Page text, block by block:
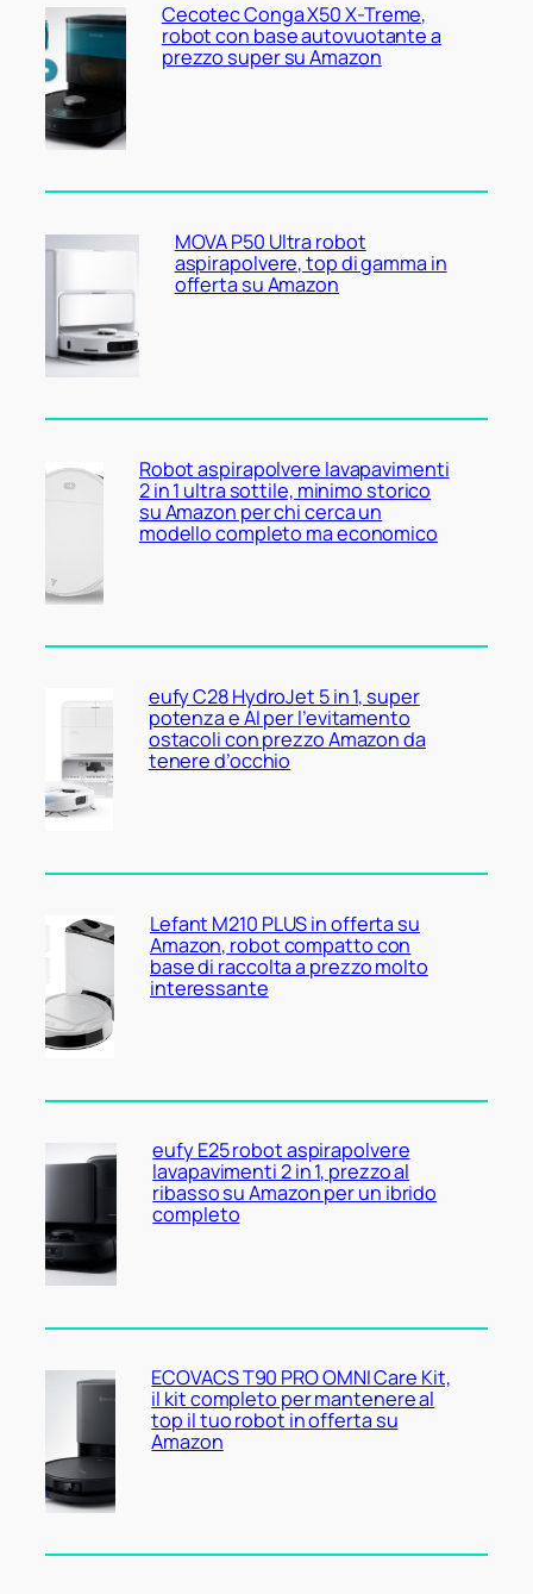
Cecotec Conga X50 X-Treme,
robot con base autovuotante a
prezzo super su Amazon
MOVA P50 Ultra robot
aspirapolvere, top di gamma in
offerta su Amazon
Robot aspirapolvere lavapavimenti
2 in 1 ultra sottile, minimo storico
su Amazon per chi cerca un
modello completo ma economico
eufy C28 HydroJet 5 in 1, super
potenza e AI per l’evitamento
ostacoli con prezzo Amazon da
tenere d’occhio
Lefant M210 PLUS in offerta su
Amazon, robot compatto con
base di raccolta a prezzo molto
interessante
eufy E25 robot aspirapolvere
lavapavimenti 2 in 1, prezzo al
ribasso su Amazon per un ibrido
completo
ECOVACS T90 PRO OMNI Care Kit,
il kit completo per mantenere al
top il tuo robot in offerta su
Amazon